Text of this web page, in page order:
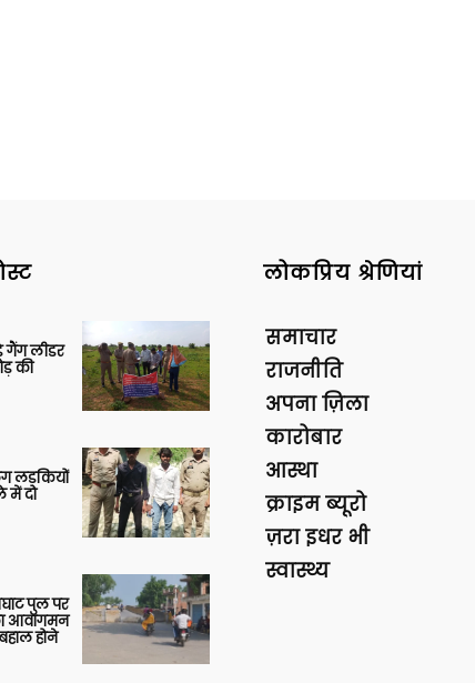
गैंग लीडर
की
लड़कियों
में दो
पुल पर
आवागमन
होने
लोकप्रिय श्रेणियां
समाचार
राजनीति
अपना ज़िला
कारोबार
आस्था
क्राइम ब्यूरो
ज़रा इधर भी
स्वास्थ्य